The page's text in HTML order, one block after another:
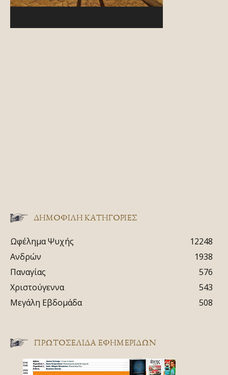
ΔΗΜΟΦΙΛΗ ΚΑΤΗΓΟΡΙΕΣ
Ωφέλημα Ψυχής
12248
Ανδρών
1938
Παναγίας
576
Χριστούγεννα
543
Μεγάλη Εβδομάδα
508
ΠΡΩΤΟΣΈΛΙΔΑ ΕΦΗΜΕΡΊΔΩΝ